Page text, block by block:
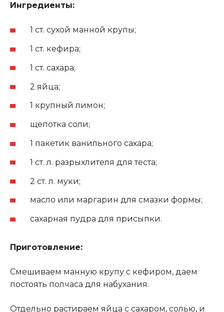
Ингредиенты:
1 ст. сухой манной крупы;
1 ст. кефира;
1 ст. сахара;
2 яйца;
1 крупный лимон;
щепотка соли;
1 пакетик ванильного сахара;
1 ст. л. разрыхлителя для теста;
2 ст. л. муки;
масло или маргарин для смазки формы;
сахарная пудра для присыпки.
Приготовление:
Смешиваем манную крупу с кефиром, даем
постоять полчаса для набухания.
Отдельно растираем яйца с сахаром, солью, и